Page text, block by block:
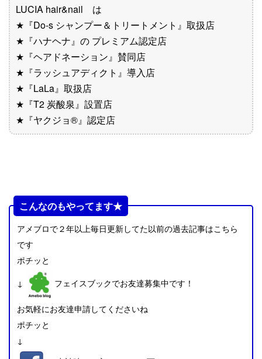
LUCIA hair&nail は
★『Do-s シャンプー＆トリートメント』取扱店
★『ハナヘナ』の プレミアム認定店
★『ヘアドネーション』賛同店
★『ラッシュアディクト』導入店
★『LaLa』取扱店
★『T2 炭酸泉』設置店
★『ヤクジョ®︎』認定店
こんなのもやってます★
アメブロで２年以上毎日更新してた以前の過去記事はこちら
です
ポチッと
↓
フェイスブックでお友達募集中です！
お気軽にお友達申請してくださいね
ポチッと
↓